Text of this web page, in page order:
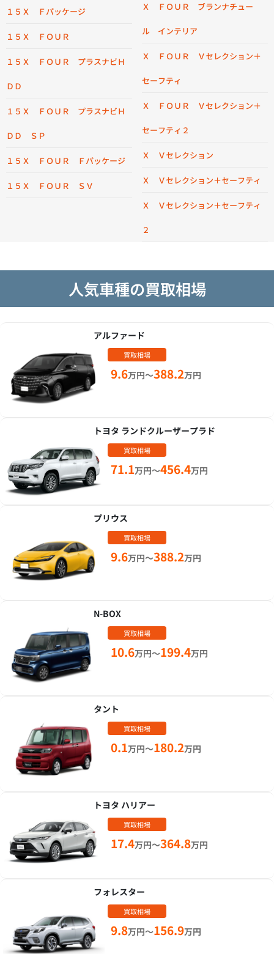
１５Ｘ Ｆパッケージ
１５Ｘ ＦＯＵＲ
１５Ｘ ＦＯＵＲ プラスナビＨ
ＤＤ
１５Ｘ ＦＯＵＲ プラスナビＨ
ＤＤ ＳＰ
１５Ｘ ＦＯＵＲ Ｆパッケージ
１５Ｘ ＦＯＵＲ ＳＶ
Ｘ ＦＯＵＲ ブランナチュー
ル インテリア
Ｘ ＦＯＵＲ Ｖセレクション＋
セーフティ
Ｘ ＦＯＵＲ Ｖセレクション＋
セーフティ２
Ｘ Ｖセレクション
Ｘ Ｖセレクション＋セーフティ
Ｘ Ｖセレクション＋セーフティ
２
人気車種の買取相場
アルファード
買取相場
9.6万円～388.2万円
トヨタ ランドクルーザープラド
買取相場
71.1万円～456.4万円
プリウス
買取相場
9.6万円～388.2万円
N-BOX
買取相場
10.6万円～199.4万円
タント
買取相場
0.1万円～180.2万円
トヨタ ハリアー
買取相場
17.4万円～364.8万円
フォレスター
買取相場
9.8万円～156.9万円